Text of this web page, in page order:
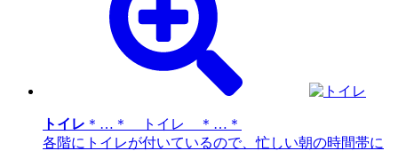
トイレ ＊…＊ トイレ ＊…＊
各階にトイレが付いているので、忙しい朝の時間帯に